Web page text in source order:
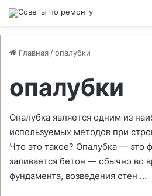
Главная /опалубки
опалубки
Опалубка является одним из
используемых методов при
Что это такое? Опалубка — это
заливается бетон — обычно во
фундамента, возведения стен …